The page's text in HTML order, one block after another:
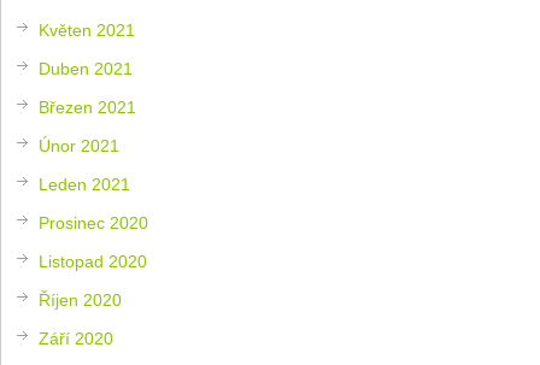
Květen 2021
Duben 2021
Březen 2021
Únor 2021
Leden 2021
Prosinec 2020
Listopad 2020
Říjen 2020
Září 2020